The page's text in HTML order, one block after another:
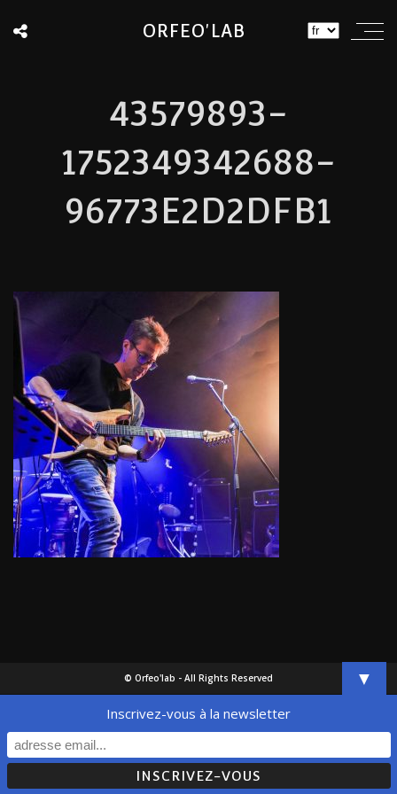
ORFEO'LAB
43579893-
1752349342688-
96773E2D2DFB1
© Orfeo'lab - All Rights Reserved ▼
Inscrivez-vous à la newsletter